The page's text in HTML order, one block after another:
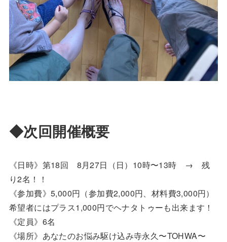
◆次回開催概要
《日時》第18回 8月27日（日）10時〜13時 → 残
り2名！！
《参加費》5,000円（参加費2,000円、材料費3,000円）
希望者にはプラス1,000円でヘナタトゥーも出来ます！
《定員》6名
《場所》あなたのお悩み駆け込み寺永久〜TOHWA〜